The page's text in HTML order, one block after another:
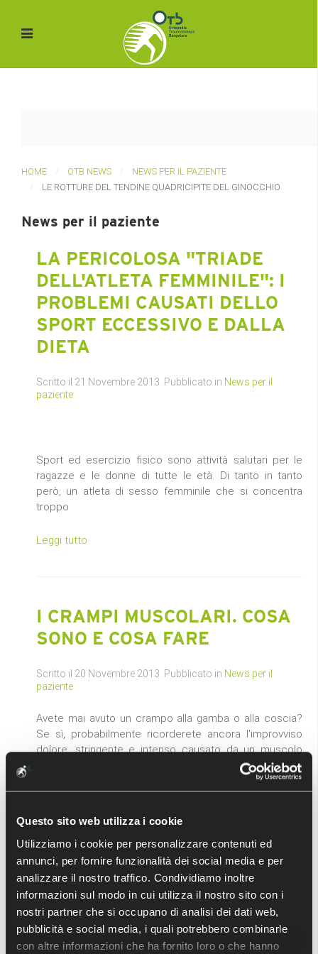
Questo sito web utilizza i cookie
Utilizziamo i cookie per personalizzare contenuti ed
annunci, per fornire funzionalità dei social media e per
analizzare il nostro traffico. Condividiamo inoltre
informazioni sul modo in cui utilizza il nostro sito con i
nostri partner che si occupano di analisi dei dati web,
pubblicità e social media, i quali potrebbero combinarle
con altre informazioni che ha fornito loro o che hanno
HOME OTB NEWS
NEWS PER IL PAZIENTE
LE ROTTURE DEL TENDINE QUADRICIPITE DEL GINOCCHIO
News per il paziente
LA PERICOLOSA "TRIADE
DELL'ATLETA FEMMINILE": I
PROBLEMI CAUSATI DELLO
SPORT ECCESSIVO E DALLA
DIETA
Scritto il 21 Novembre 2013 . Pubblicato in News per il
paziente
Sport ed esercizio fisico sono attività salutari per le
ragazze e le donne di tutte le età. Di tanto in tanto
però, un atleta di sesso femminile che si concentra
troppo
Leggi tutto
I CRAMPI MUSCOLARI. COSA
SONO E COSA FARE
Scritto il 20 Novembre 2013 . Pubblicato in News per il
paziente
Avete mai avuto un crampo alla gamba o alla coscia?
Se sì, probabilmente ricorderete ancora l'improvviso
dolore, stringente e intenso causato da un muscolo
COME PREVENIRE GLI
INFORTUNI DURANTE GLI
SPORT INVERNALI
Scritto il19 Novembre 2013. Pubblicato inNews per il